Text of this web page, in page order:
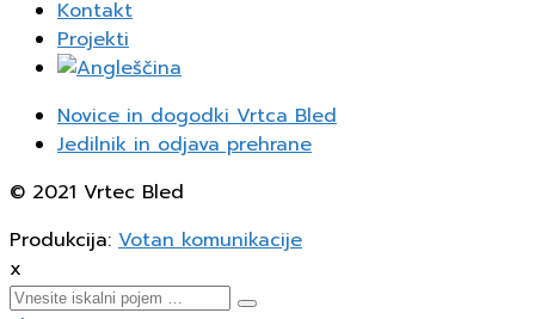
Kontakt
Projekti
Novice in dogodki Vrtca Bled
Jedilnik in odjava prehrane
© 2021 Vrtec Bled
Produkcija: Votan komunikacije
x